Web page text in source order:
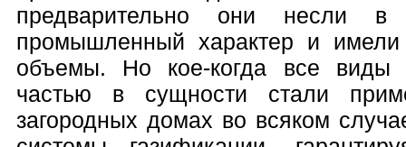
предварительно они несли в
промышленный характер и
объемы. Но кое-когда все виды
частью в сущности стали
загородных домах во всяком